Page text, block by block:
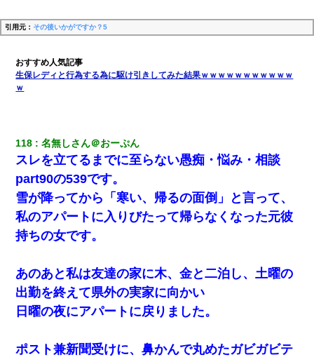
引用元： その後いかがですか？5
生保レディと行為する為に駆け引きしてみた結果ｗｗｗｗｗｗｗｗｗｗｗ
ｗ
118 名無しさん＠おーぷん
スレを立てるまでに至らない愚痴・悩み・相談
part90の539です。
雪が降ってから「寒い、帰るの面倒」と言って、
私のアパートに入りびたって帰らなくなった元彼
持ちの女です。
あのあと私は友達の家に木、金と二泊し、土曜の
出勤を終えて県外の実家に向かい
日曜の夜にアパートに戻りました。
ポスト兼新聞受けに、鼻かんで丸めたガビガビテ